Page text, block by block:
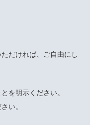
だければ、ご自由にし
を明示ください。
い。